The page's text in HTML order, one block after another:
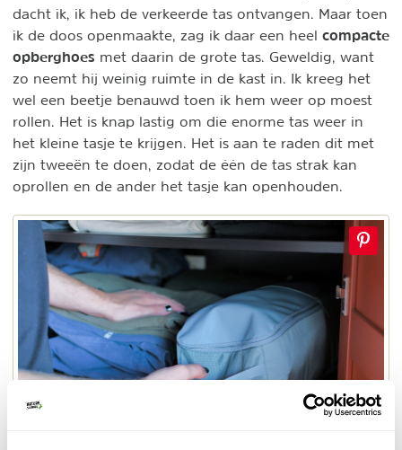
dacht ik, ik heb de verkeerde tas ontvangen. Maar toen
ik de doos openmaakte, zag ik daar een heel compacte
opberghoes met daarin de grote tas. Geweldig, want
zo neemt hij weinig ruimte in de kast in. Ik kreeg het
wel een beetje benauwd toen ik hem weer op moest
rollen. Het is knap lastig om die enorme tas weer in
het kleine tasje te krijgen. Het is aan te raden dit met
zijn tweeën te doen, zodat de één de tas strak kan
oprollen en de ander het tasje kan openhouden.